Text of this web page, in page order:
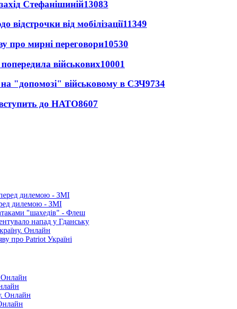
Стефанішиній13083
відстрочки від мобілізації11349
про мирні переговори10530
військових10001
"допомозі" військовому в СЗЧ9734
до НАТО8607
дилемою - ЗМІ
"шахедів" - Флеш
напад у Гданську
Онлайн
про Patriot Україні